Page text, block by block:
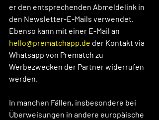
er den entsprechenden Abmeldelink in
den Newsletter-E-Mails verwendet.
Ebenso kann mit einer E-Mail an
hello@prematchapp.de der Kontakt via
Whatsapp von Prematch zu
Werbezwecken der Partner widerrufen
werden.
In manchen Fällen, insbesondere bei
Überweisungen in andere europäische